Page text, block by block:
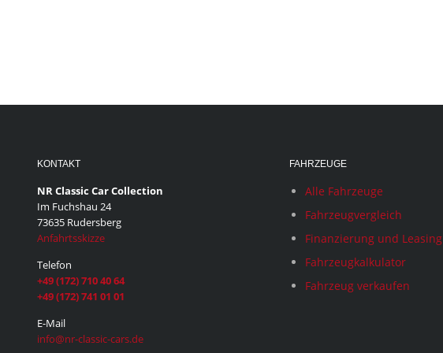
KONTAKT
NR Classic Car Collection
Im Fuchshau 24
73635 Rudersberg
Anfahrtsskizze
Telefon
+49 (172) 710 40 64
+49 (172) 741 01 01
E-Mail
info@nr-classic-cars.de
FAHRZEUGE
Alle Fahrzeuge
Fahrzeugvergleich
Finanzierung und Leasing
Fahrzeugkalkulator
Fahrzeug verkaufen